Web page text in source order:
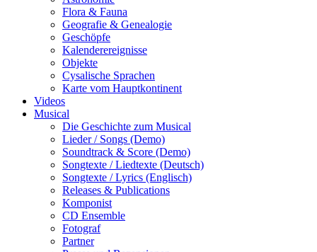
Flora & Fauna
Geografie & Genealogie
Geschöpfe
Kalenderereignisse
Objekte
Cysalische Sprachen
Karte vom Hauptkontinent
Videos
Musical
Die Geschichte zum Musical
Lieder / Songs (Demo)
Soundtrack & Score (Demo)
Songtexte / Liedtexte (Deutsch)
Songtexte / Lyrics (Englisch)
Releases & Publications
Komponist
CD Ensemble
Fotograf
Partner